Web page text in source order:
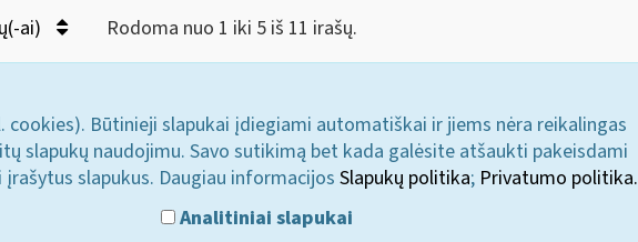
ai) Rodoma nuo 1 iki 5 iš 11 irašų.
cookies). Būtinieji slapukai įdiegiami automatiškai ir jiems nėra reikalingas
slapukų naudojimu. Savo sutikimą bet kada galėsite atšaukti pakeisdami
slapukus. Daugiau informacijos Slapukų politika; Privatumo politika.
Analitiniai slapukai